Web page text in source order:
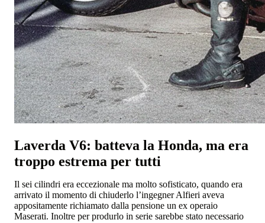
Laverda V6: batteva la Honda, ma era
troppo estrema per tutti
Il sei cilindri era eccezionale ma molto sofisticato, quando era
arrivato il momento di chiuderlo l’ingegner Alfieri aveva
appositamente richiamato dalla pensione un ex operaio
Maserati. Inoltre per produrlo in serie sarebbe stato necessario